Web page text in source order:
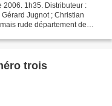
2006. 1h35. Distributeur :
Jugnot ; Christian
rude département de
trois